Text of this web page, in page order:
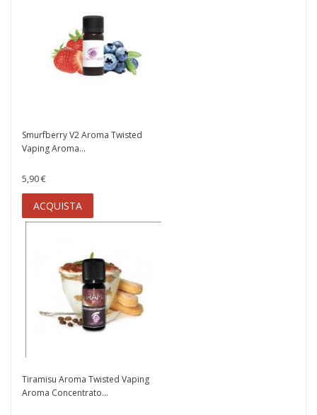
Smurfberry V2 Aroma Twisted
Vaping Aroma...
5,90 €
ACQUISTA
Tiramisu Aroma Twisted Vaping
Aroma Concentrato...